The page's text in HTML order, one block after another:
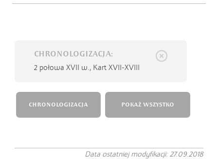
CHRONOLOGIZACJA:
2 połowa XVII w., Kart XVII-XVIII
CHRONOLOGIZACJA POKAŻ WSZYSTKO
Data ostatniej modyfikacji: 27.09.2018